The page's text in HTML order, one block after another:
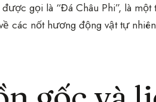
gọi là “Đá Châu Phi”, là
các nốt hương động vật tự